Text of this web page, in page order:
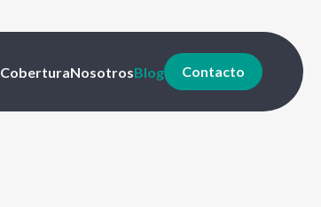
CoberturaNosotrosBlog Contacto